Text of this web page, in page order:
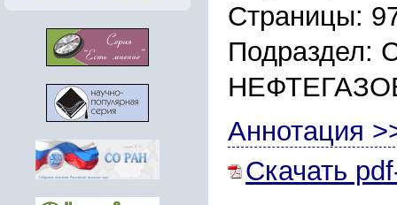
Страницы:
Аннотация
Скачать